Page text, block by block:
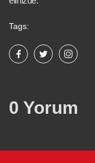
Tags:
0 Yorum